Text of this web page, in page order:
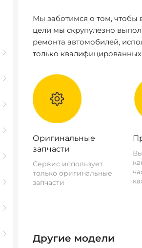
Мы заботимся о том, чтобы
цели мы скрупулезно
ремонта автомобилей,
только
Оригинальные
запчасти
Сервис использует
только оригинальные
запчасти
Другие модели